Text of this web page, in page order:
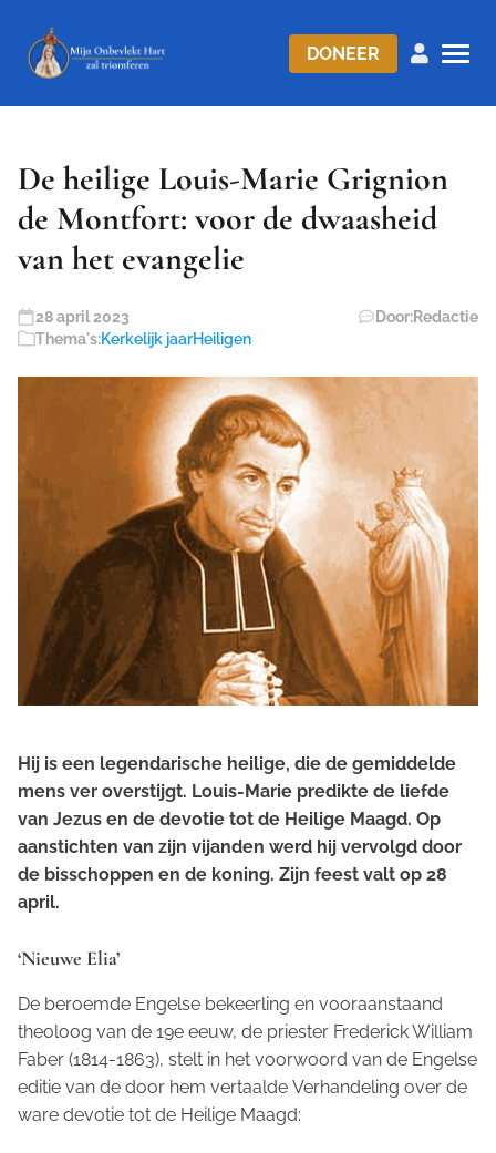
DONEER
De heilige Louis-Marie Grignion
de Montfort: voor de dwaasheid
van het evangelie
28 april 2023 Door:Redactie
Thema's:Kerkelijk jaarHeiligen
Hij is een legendarische heilige, die de gemiddelde
mens ver overstijgt. Louis-Marie predikte de liefde
van Jezus en de devotie tot de Heilige Maagd. Op
aanstichten van zijn vijanden werd hij vervolgd door
de bisschoppen en de koning. Zijn feest valt op 28
april.
‘Nieuwe Elia’
De beroemde Engelse bekeerling en vooraanstaand
theoloog van de 19e eeuw, de priester Frederick William
Faber (1814-1863), stelt in het voorwoord van de Engelse
editie van de door hem vertaalde Verhandeling over de
ware devotie tot de Heilige Maagd: